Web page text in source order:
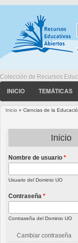
Colección de Recursos
INICIO TEMÁTICAS
Inicio » Ciencias de la
Inicio
Nombre de usuario *
Usuario del Dominio UO
Contraseña *
Contraseña del Dominio UO
Cambiar contraseña